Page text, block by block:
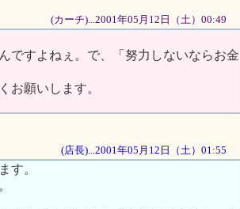
(カーチ)...2001年05月12日（土）00:49
ですよねぇ。で、「努力しないならお金
お願いします。
(店長)...2001年05月12日（土）01:55
す。